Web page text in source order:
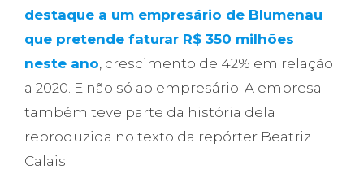
destaque a um empresário de Blumenau
que pretende faturar R$ 350 milhões
neste ano, crescimento de 42% em relação
a 2020. E não só ao empresário. A empresa
também teve parte da história dela
reproduzida no texto da repórter Beatriz
Calais.